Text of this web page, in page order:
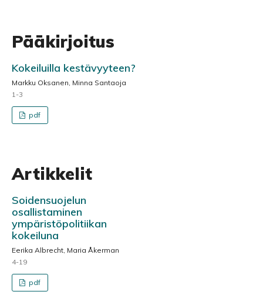
Pääkirjoitus
Kokeiluilla kestävyyteen?
Markku Oksanen, Minna Santaoja
1-3
pdf
Artikkelit
Soidensuojelun
osallistaminen
ympäristöpolitiikan
kokeiluna
Eerika Albrecht, Maria Åkerman
4-19
pdf